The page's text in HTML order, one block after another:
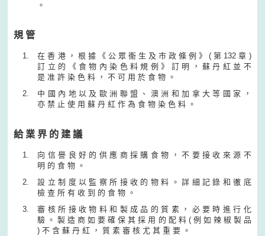
。
規 管
在 香 港 ， 根 據 《 公 眾 衞 生 及 市 政 條 例 》 ( 第 132 章 )
訂 立 的 《 食 物 內 染 色 料 規 例 》 訂 明 ， 蘇 丹 紅 並 不
是 准 許 染 色 料 ， 不 可 用 於 食 物 。
中 國 內 地 以 及 歐 洲 聯 盟 、 澳 洲 和 加 拿 大 等 國 家 ，
亦 禁 止 使 用 蘇 丹 紅 作 為 食 物 染 色 料 。
給 業 界 的 建 議
向 信 譽 良 好 的 供 應 商 採 購 食 物 ， 不 要 接 收 來 源 不
明 的 食 物 。
設 立 制 度 以 監 察 所 接 收 的 物 料 。 詳 細 記 錄 和 徹 底
檢 查 所 有 收 到 的 食 物 。
審 核 所 接 收 物 料 和 製 成 品 的 質 素 ， 必 要 時 進 行 化
驗 。 製 造 商 如 要 確 保 其 採 用 的 配 料 ( 例 如 辣 椒 製 品
) 不 含 蘇 丹 紅 ， 質 素 審 核 尤 其 重 要 。